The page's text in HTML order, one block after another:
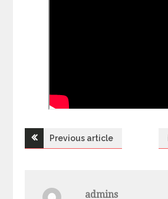
Н
Previous article
admins